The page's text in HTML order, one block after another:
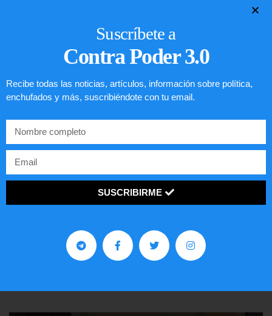
Lotería de visa de EEUU
Suscríbete a
Contra Poder 3.0
Recibe todas las noticias, artículos, información sobre política,
enchufados y más, suscribiéndote con tu email.
SUSCRIBIRME